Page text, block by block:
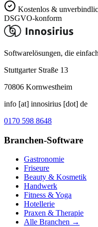
Kostenlos &
DSGVO-konform
Softwarelösungen, die
Stuttgarter Straße 13
70806 Kornwestheim
info [at] innosirius [dot] de
0170 598 8648
Branchen-Software
Gastronomie
Friseure
Beauty & Kosmetik
Handwerk
Fitness & Yoga
Hotellerie
Praxen & Therapie
Alle Branchen →